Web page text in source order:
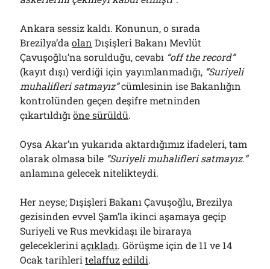
Ankara sessiz kaldı. Konunun, o sırada
Brezilya’daolan Dışişleri Bakanı Mevlüt
Çavuşoğlu’na sorulduğu, cevabı “off the record”
(kayıt dışı) verdiği için yayımlanmadığı, “Suriyeli
muhalifleri satmayız”cümlesinin ise Bakanlığın
kontrolünden geçen deşifre metninden
çıkartıldığıöne sürüldü.
Oysa Akar’ın yukarıda aktardığımız ifadeleri, tam
olarak olmasa bile “Suriyeli muhalifleri satmayız.”
anlamına gelecek nitelikteydi.
Her neyse; Dışişleri Bakanı Çavuşoğlu, Brezilya
gezisinden evvel Şam’la ikinci aşamaya geçip
Suriyeli ve Rus mevkidaşı ile biraraya
gelecekleriniaçıkladı. Görüşme için de 11 ve 14
Ocak tarihleritelaffuzedildi.